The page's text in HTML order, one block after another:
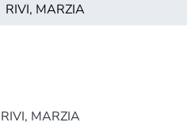
RIVI, MARZIA
RIVI, MARZIA